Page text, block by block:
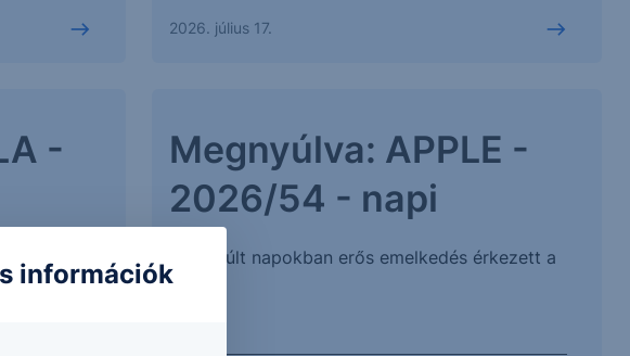
2026. július 17.
-
részét a
az
Megnyúlva: APPLE -
2026/54 - napi
Az elmúlt napokban erős emelkedés érkezett a
piacra.
információk